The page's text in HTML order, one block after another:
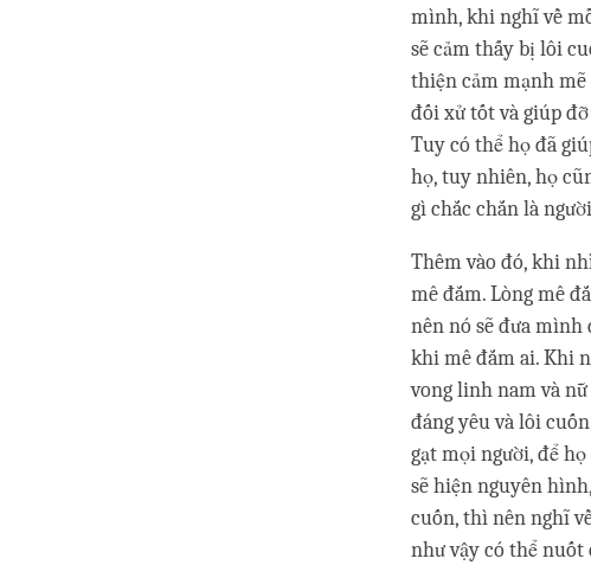
mình, khi nghĩ về
sẽ cảm thấy bị lôi
thiện cảm mạnh mẽ
đối xử tốt và giúp
Tuy có thể họ đã
họ, tuy nhiên, họ
gì chắc chắn là
Thêm vào đó, khi
mê đắm. Lòng mê
nên nó sẽ đưa
khi mê đắm ai. Khi
vong linh nam và
đáng yêu và lôi
gạt mọi người, để
sẽ hiện nguyên
cuốn, thì nên nghĩ
như vậy có thể nuốt